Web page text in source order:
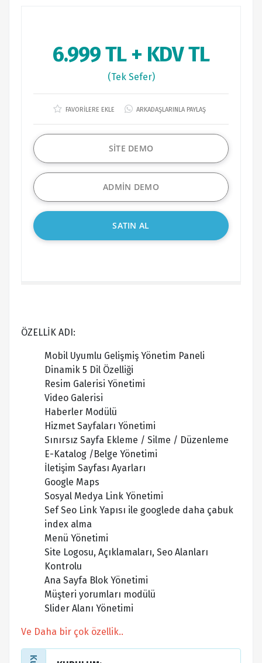
6.999 TL + KDV TL
(Tek Sefer)
FAVORİLERE EKLE ARKADAŞLARINLA PAYLAŞ
SİTE DEMO
ADMİN DEMO
SATIN AL
ÖZELLİK ADI:
Mobil Uyumlu Gelişmiş Yönetim Paneli
Dinamik 5 Dil Özelliği
Resim Galerisi Yönetimi
Video Galerisi
Haberler Modülü
Hizmet Sayfaları Yönetimi
Sınırsız Sayfa Ekleme / Silme / Düzenleme
E-Katalog /Belge Yönetimi
İletişim Sayfası Ayarları
Google Maps
Sosyal Medya Link Yönetimi
Sef Seo Link Yapısı ile googlede daha çabuk
index alma
Menü Yönetimi
Site Logosu, Açıklamaları, Seo Alanları
Kontrolu
Ana Sayfa Blok Yönetimi
Müşteri yorumları modülü
Slider Alanı Yönetimi
Ve Daha bir çok özellik..